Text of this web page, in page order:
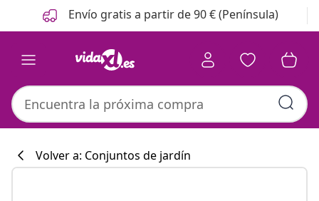
Anterior
Siguiente Envío gratis a partir de 90 € (Península)
Volver a: Conjuntos de jardín